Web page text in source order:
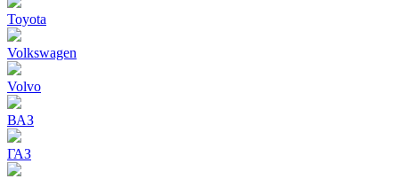
Toyota
Volkswagen
Volvo
ВАЗ
ГАЗ